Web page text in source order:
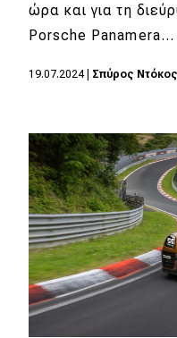
DRIVE USED
ώρα και για τη
Porsche Panamera…
19.07.2024| Σπύρος Ντόκος